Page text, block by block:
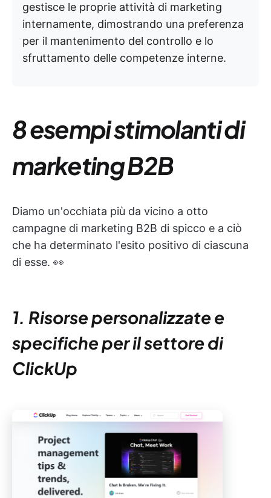
gestisce le proprie attività di marketing
internamente, dimostrando una preferenza
per il mantenimento del controllo e lo
sfruttamento delle competenze interne.
8 esempi stimolanti di
marketing B2B
Diamo un'occhiata più da vicino a otto
campagne di marketing B2B di spicco e a ciò
che ha determinato l'esito positivo di ciascuna
di esse. 👀
1. Risorse personalizzate e
specifiche per il settore di
ClickUp